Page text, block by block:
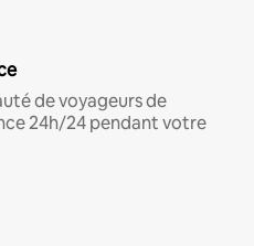
de voyageurs de
24h/24 pendant votre